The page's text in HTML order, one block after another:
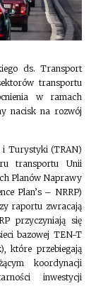
ds. Transport
transportu
w ramach
nacisk na rozwój
i Turystyki (TRAN)
transportu Unii
Planów Naprawy
Plan’s – NRRP)
raportu zwracają
przyczyniają się
bazowej TEN-T
które przebiegają
koordynacji
inwestycji